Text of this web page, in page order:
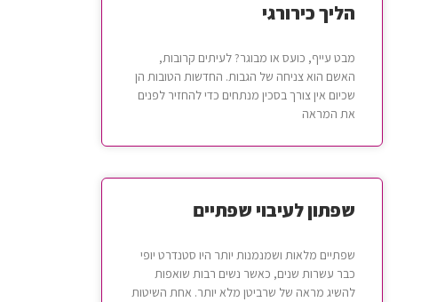
הליך כירורגי
מבט עייף, כועס או מבוגר? לעיתים קרובות,
האשם הוא צניחה של הגבות. החדשות הטובות הן
שכיום אין צורך בסכין מנתחים כדי להחזיר לפנים
את המראה
שפתון לעיבוי שפתיים
שפתיים מלאות ושמנמנות יותר היו סטנדרט יופי
כבר עשרות שנים, כאשר נשים רבות שואפות
להשיג מראה של שרביטן מלא יותר. אחת השיטות